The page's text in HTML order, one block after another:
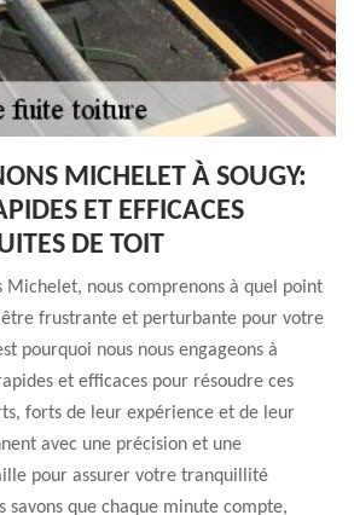
MICHELET À SOUGY:
ET EFFICACES
DE TOIT
Michelet, nous comprenons à quel point
frustrante et perturbante pour votre
pourquoi nous nous engageons à
et efficaces pour résoudre ces
forts de leur expérience et de leur
avec une précision et une
pour assurer votre tranquillité
savons que chaque minute compte,